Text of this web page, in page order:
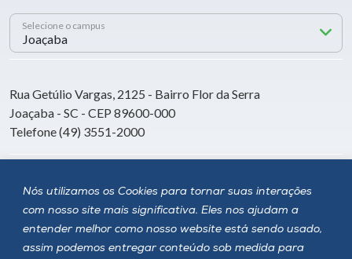
Nós utilizamos os Cookies para tornar suas interações
com nosso site mais significativa. Eles nos ajudam a
entender melhor como nosso website está sendo usado,
assim podemos entregar conteúdo sob medida para
Selecione o campus
Rua Getúlio Vargas, 2125 - Bairro Flor da Serra
Joaçaba - SC - CEP 89600-000
Telefone (49) 3551-2000
Siga a Unoesc